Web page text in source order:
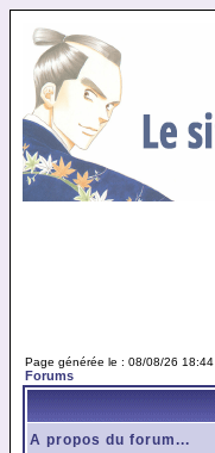
Page générée le : 08/08/26 18:44
Forums
A propos du forum...